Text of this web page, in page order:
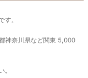
。
神奈川県など関東 5,000
。